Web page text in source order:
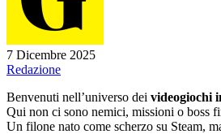
7 Dicembre 2025
Redazione
Benvenuti nell’universo dei videogiochi
Qui non ci sono nemici, missioni o boss
Un filone nato come scherzo su Steam,